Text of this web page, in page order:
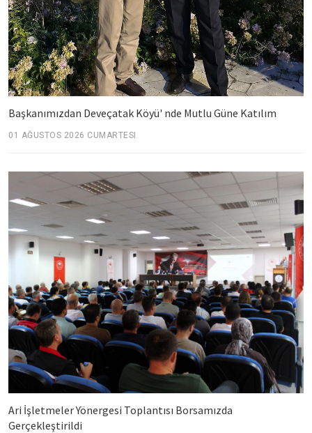
Başkanımızdan Deveçatak Köyü' nde Mutlu Güne Katılım
01 AĞUSTOS 2026 CUMARTESI
Ari İşletmeler Yönergesi Toplantısı Borsamızda
Gerçekleştirildi